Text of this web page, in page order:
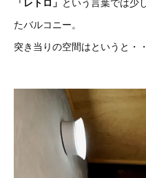
「レトロ」 という言葉では少
たバルコニー。
突き当りの空間はというと・・